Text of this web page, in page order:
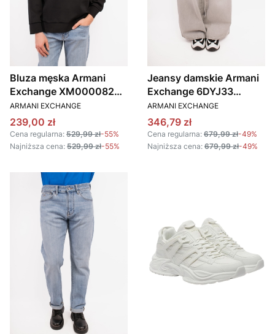
Bluza męska Armani
Exchange XM000082
AF10818 czarny
PRODUCENT
ARMANI EXCHANGE
Cena promocyjna
239,00 zł
Cena regularna: 529,99 zł-55%
Najniższa cena: 529,99 zł-55%
Jeansy damskie Armani
Exchange 6DYJ33
Y19AZ szary
PRODUCENT
ARMANI EXCHANGE
Cena promocyjna
346,79 zł
Cena regularna: 679,99 zł-49%
Najniższa cena: 679,99 zł-49%